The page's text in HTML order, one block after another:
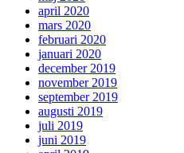
april 2020
mars 2020
februari 2020
januari 2020
december 2019
november 2019
september 2019
augusti 2019
juli 2019
juni 2019